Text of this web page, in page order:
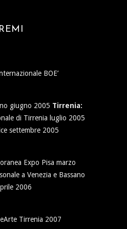
BOE’
giugno 2005 Tirrenia:
di Tirrenia luglio 2005
settembre 2005
Expo Pisa marzo
a Venezia e Bassano
2006
Tirrenia 2007